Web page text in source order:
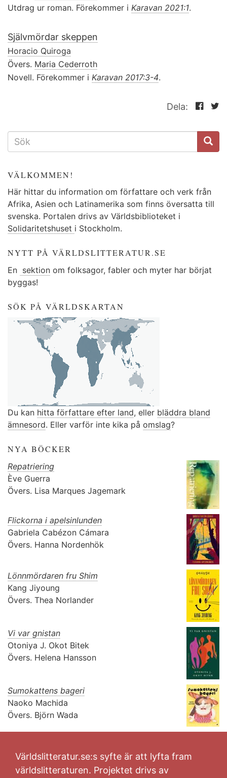
Utdrag ur roman. Förekommer i Karavan 2021:1.
Självmördar skeppen
Horacio Quiroga
Övers. Maria Cederroth
Novell. Förekommer i Karavan 2017:3-4.
Dela:
SÖKFORMULÄR
VÄLKOMMEN!
Här hittar du information om författare och verk från
Afrika, Asien och Latinamerika som finns översatta till
svenska. Portalen drivs av Världsbiblioteket i
Solidaritetshuset i Stockholm.
NYTT PÅ VÄRLDSLITTERATUR.SE
En sektion om folksagor, fabler och myter har börjat
byggas!
SÖK PÅ VÄRLDSKARTAN
Du kan hitta författare efter land, eller bläddra bland
ämnesord. Eller varför inte kika på omslag?
NYA BÖCKER
Repatriering
Ève Guerra
Övers. Lisa Marques Jagemark
Flickorna i apelsinlunden
Gabriela Cabézon Cámara
Övers. Hanna Nordenhök
Lönnmördaren fru Shim
Kang Jiyoung
Övers. Thea Norlander
Vi var gnistan
Otoniya J. Okot Bitek
Övers. Helena Hansson
Sumokattens bageri
Naoko Machida
Övers. Björn Wada
Världslitteratur.se:s syfte är att lyfta fram
världslitteraturen. Projektet drivs av